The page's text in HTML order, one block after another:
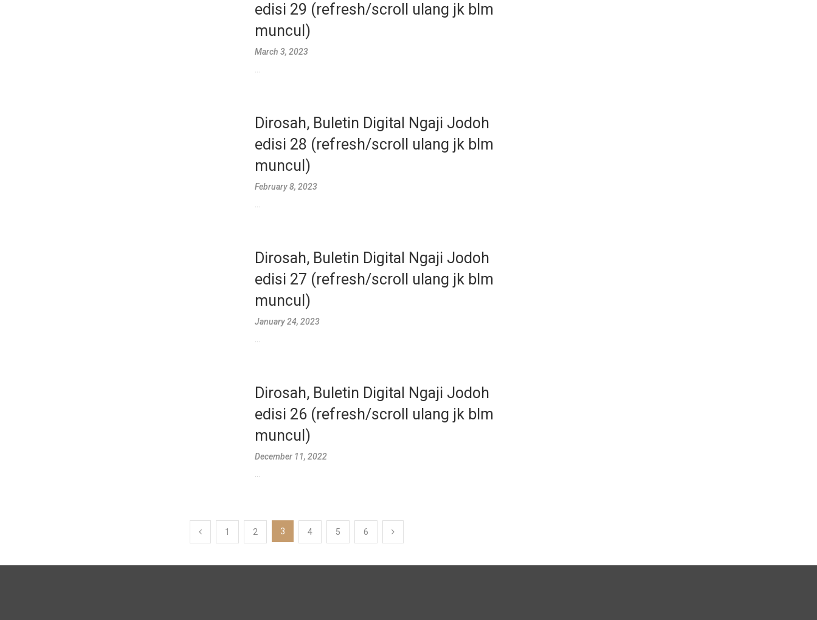
edisi 29 (refresh/scroll ulang jk blm
muncul)
March 3, 2023
Dirosah, Buletin Digital Ngaji Jodoh
edisi 28 (refresh/scroll ulang jk blm
muncul)
February 8, 2023
Dirosah, Buletin Digital Ngaji Jodoh
edisi 27 (refresh/scroll ulang jk blm
muncul)
January 24, 2023
Dirosah, Buletin Digital Ngaji Jodoh
edisi 26 (refresh/scroll ulang jk blm
muncul)
December 11, 2022
1 2 3 4 5 6